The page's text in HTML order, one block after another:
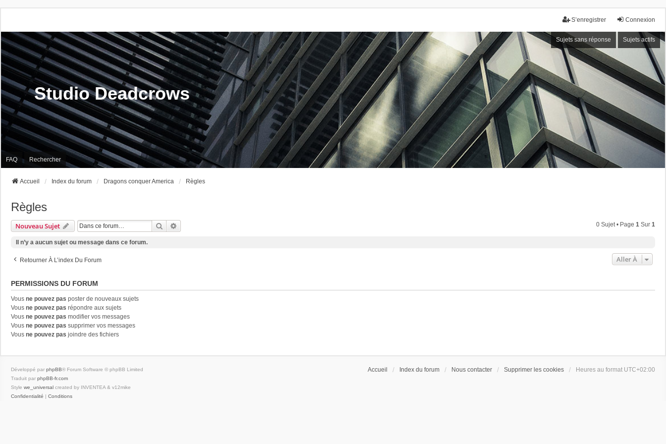
Connexion
S’enregistrer
Sujets sans réponse Sujets actifs
Studio Deadcrows
FAQ Rechercher
Accueil Index du forum Dragons conquer America Règles
Règles
Nouveau Sujet Rechercher 0 Sujet • Page 1 Sur 1
Il n’y a aucun sujet ou message dans ce forum.
Retourner À L’index Du Forum Aller À
PERMISSIONS DU FORUM
Vous ne pouvez pas poster de nouveaux sujets
Vous ne pouvez pas répondre aux sujets
Vous ne pouvez pas modifier vos messages
Vous ne pouvez pas supprimer vos messages
Vous ne pouvez pas joindre des fichiers
Accueil Index du forum Nous contacter Supprimer les cookies Heures au format UTC+02:00
Développé par phpBB® Forum Software © phpBB Limited
Traduit par phpBB-fr.com
Style we_universal created by INVENTEA & v12mike
Confidentialité | Conditions